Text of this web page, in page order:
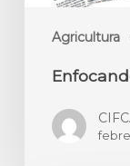
Agricultura